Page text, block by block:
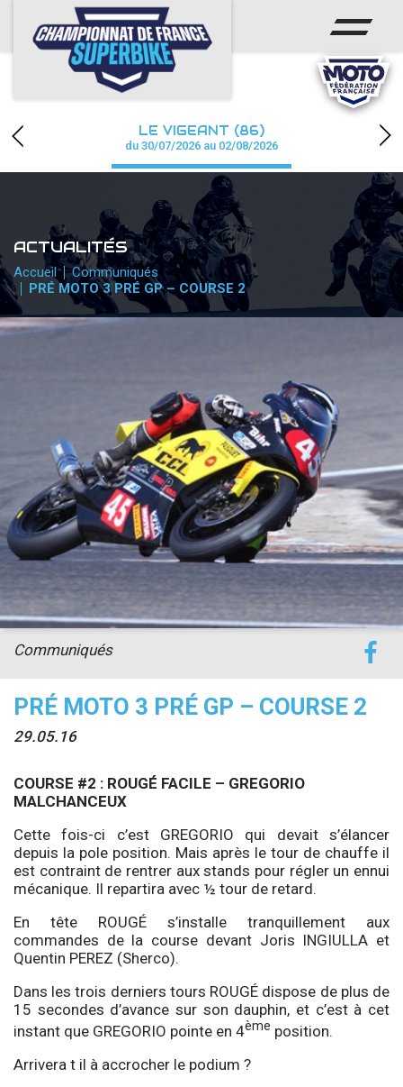
ACCUEIL
CHAMPIONNAT
CALENDRIER
PHOTOS / WEB TV
PARTENAIRES
PRESSE
accéder à la billetterie
LE VIGEANT (86)
du 30/07/2026 au 02/08/2026
ACTUALITÉS
Accueil
Communiqués
PRÉ MOTO 3 PRÉ GP – COURSE 2
PRÉ MOTO 3 PRÉ GP – COURSE 2
29.05.16
Communiqués
COURSE #2 : ROUGÉ FACILE – GREGORIO
MALCHANCEUX
Cette fois-ci c’est GREGORIO qui devait s’élancer
depuis la pole position. Mais après le tour de chauffe il
est contraint de rentrer aux stands pour régler un ennui
mécanique. Il repartira avec ½ tour de retard.
En tête ROUGÉ s’installe tranquillement aux
commandes de la course devant Joris INGIULLA et
Quentin PEREZ (Sherco).
Dans les trois derniers tours ROUGÉ dispose de plus de
15 secondes d’avance sur son dauphin, et c’est à cet
instant que GREGORIO pointe en 4ème position.
Arrivera t il à accrocher le podium ?